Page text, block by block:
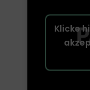
Klicke